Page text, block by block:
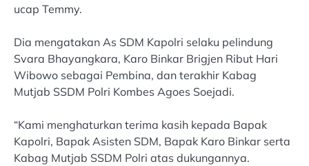
ucap Temmy.
Dia mengatakan As SDM Kapolri selaku pelindung
Svara Bhayangkara, Karo Binkar Brigjen Ribut Hari
Wibowo sebagai Pembina, dan terakhir Kabag
Mutjab SSDM Polri Kombes Agoes Soejadi.
“Kami menghaturkan terima kasih kepada Bapak
Kapolri, Bapak Asisten SDM, Bapak Karo Binkar serta
Kabag Mutjab SSDM Polri atas dukungannya.